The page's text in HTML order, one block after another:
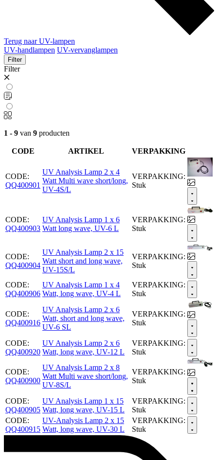
Terug naar UV-lampen
UV-handlampen UV-vervanglampen
Filter
Filter
1 - 9 van 9 producten
CODE ARTIKEL VERPAKKING
CODE:
QQ400901
UV Analysis Lamp 2 x 4
Watt Multi wave short/long,
UV-4S/L
VERPAKKING:
Stuk
CODE:
QQ400903
UV Analysis Lamp 1 x 6
Watt long wave, UV-6 L
VERPAKKING:
Stuk
CODE:
QQ400904
UV Analysis Lamp 2 x 15
Watt short and long wave,
UV-15S/L
VERPAKKING:
Stuk
CODE:
QQ400906
UV Analysis Lamp 1 x 4
Watt, long wave, UV-4 L
VERPAKKING:
Stuk
CODE:
QQ400916
UV Analysis Lamp 2 x 6
Watt, short and long wave,
UV-6 SL
VERPAKKING:
Stuk
CODE:
QQ400920
UV Analysis Lamp 2 x 6
Watt, long wave, UV-12 L
VERPAKKING:
Stuk
CODE:
QQ400900
UV Analysis Lamp 2 x 8
Watt Multi wave short/long,
UV-8S/L
VERPAKKING:
Stuk
CODE:
QQ400905
UV Analysis Lamp 1 x 15
Watt, long wave, UV-15 L
VERPAKKING:
Stuk
CODE:
QQ400915
UV-Analysis Lamp 2 x 15
Watt, long wave, UV-30 L
VERPAKKING:
Stuk